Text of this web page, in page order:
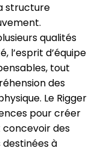
structure
qualités
l’esprit d’équipe
tout
des
Le Rigger
pour créer
des
à